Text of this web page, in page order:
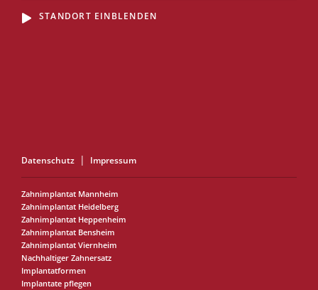
STANDORT EINBLENDEN
Datenschutz Impressum
Zahnimplantat Mannheim
Zahnimplantat Heidelberg
Zahnimplantat Heppenheim
Zahnimplantat Bensheim
Zahnimplantat Viernheim
Nachhaltiger Zahnersatz
Implantatformen
Implantate pflegen